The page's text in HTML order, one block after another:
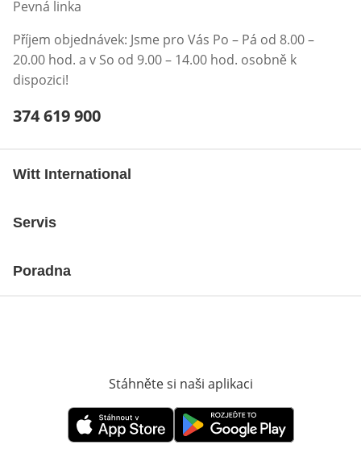
Pevná linka
Příjem objednávek: Jsme pro Vás Po – Pá od 8.00 –
20.00 hod. a v So od 9.00 – 14.00 hod. osobně k
dispozici!
Telefonní číslo:
374 619 900
Witt International
Servis
Poradna
Stáhněte si naši aplikaci
Otevře v novém okněOtevře v novém okně